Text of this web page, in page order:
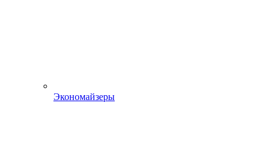
Экономайзеры